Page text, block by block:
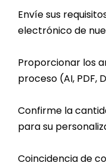
Envíe sus
electrónico de
Proporcionar los
proceso (AI, PDF,
Confirme la
para su
Coincidencia de